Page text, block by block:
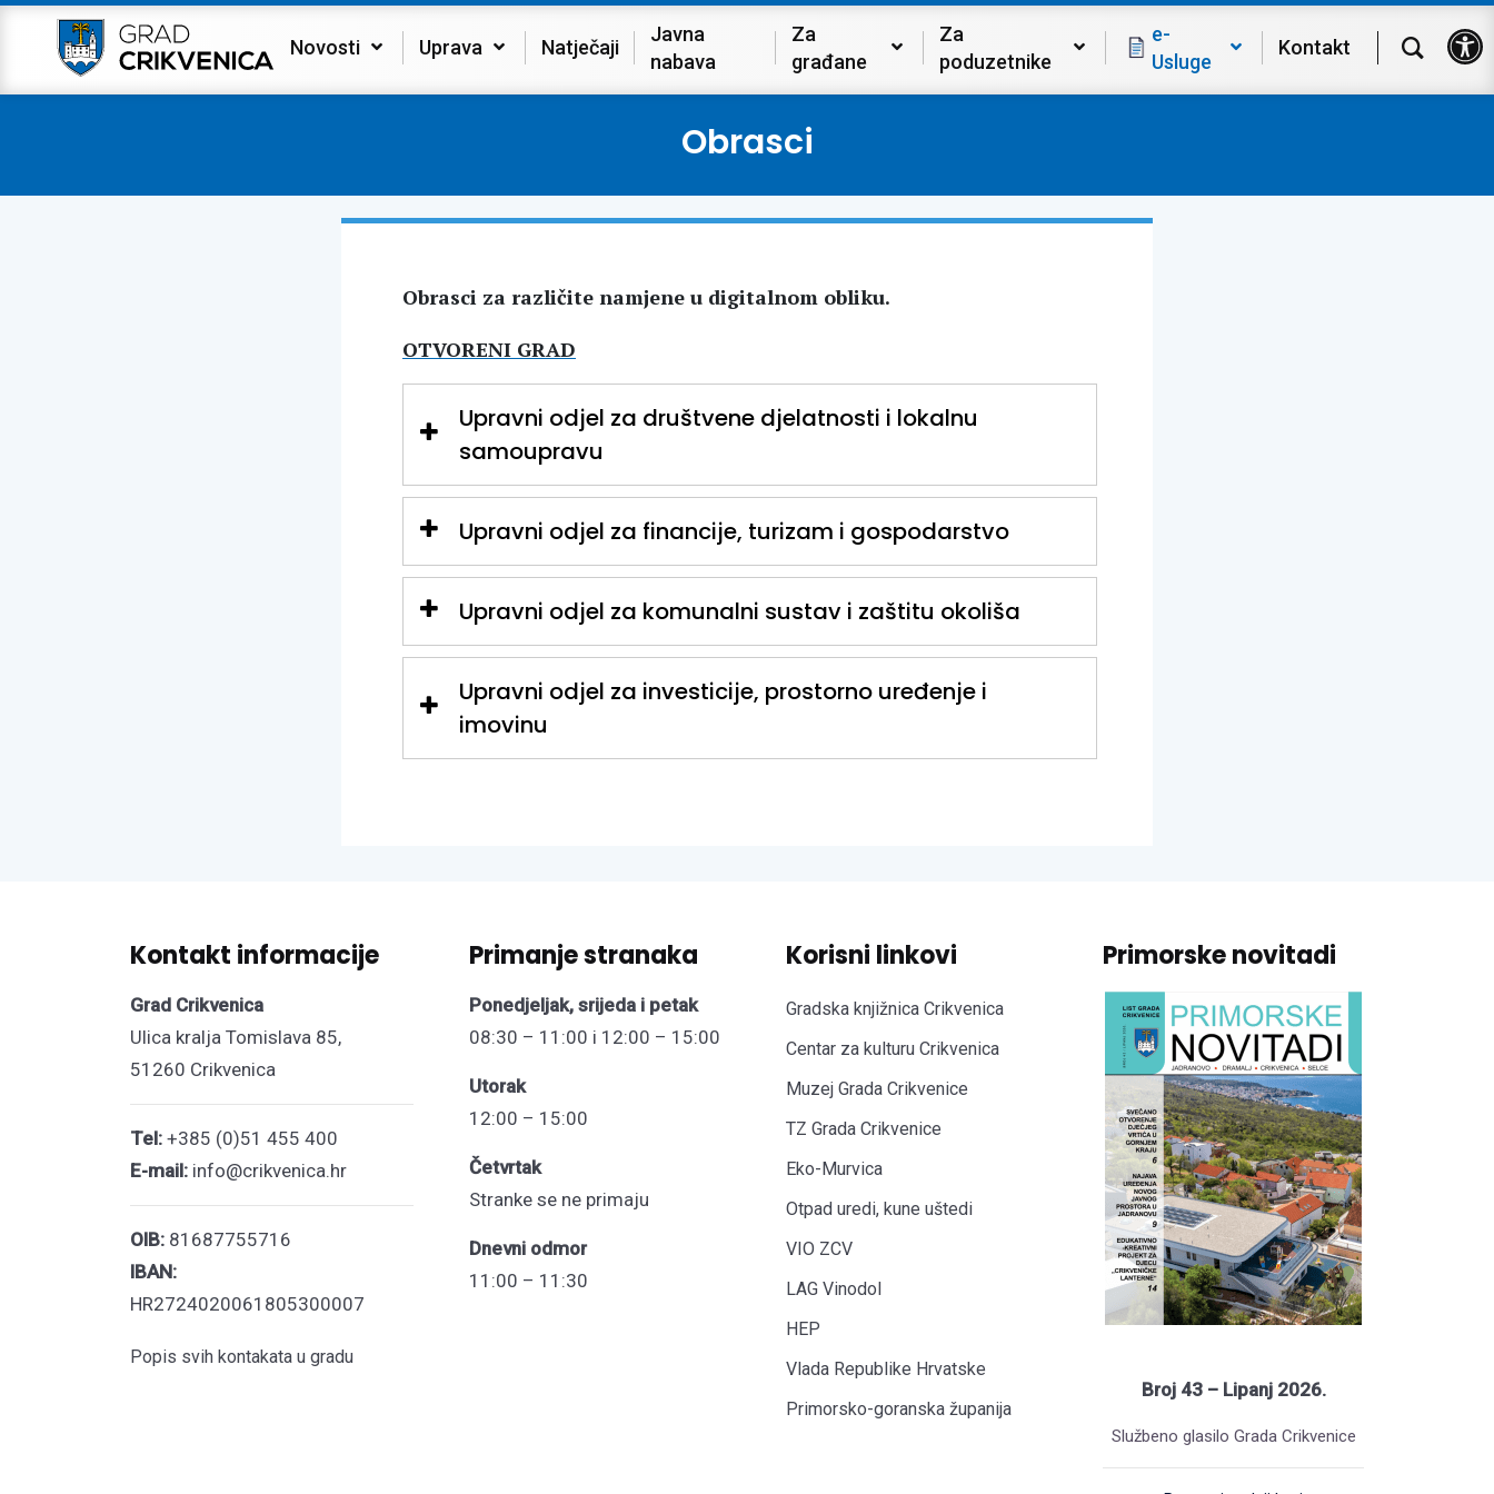
Novosti Uprava Natječaji
Javna
nabava
Za
građane
Za
poduzetnike
e-
Usluge
Kontakt
Obrasci
Obrasci za različite namjene u digitalnom obliku.
OTVORENI GRAD
Upravni odjel za društvene djelatnosti i lokalnu
samoupravu
Upravni odjel za financije, turizam i gospodarstvo
Upravni odjel za komunalni sustav i zaštitu okoliša
Upravni odjel za investicije, prostorno uređenje i
imovinu
Kontakt informacije
Grad Crikvenica
Ulica kralja Tomislava 85,
51260 Crikvenica
Tel: +385 (0)51 455 400
E-mail: info@crikvenica.hr
OIB: 81687755716
IBAN:
HR2724020061805300007
Popis svih kontakata u gradu
Primanje stranaka
Ponedjeljak, srijeda i petak
08:30 – 11:00 i 12:00 – 15:00
Utorak
12:00 – 15:00
Četvrtak
Stranke se ne primaju
Dnevni odmor
11:00 – 11:30
Korisni linkovi
Gradska knjižnica Crikvenica
Centar za kulturu Crikvenica
Muzej Grada Crikvenice
TZ Grada Crikvenice
Eko-Murvica
Otpad uredi, kune uštedi
VIO ZCV
LAG Vinodol
HEP
Vlada Republike Hrvatske
Primorsko-goranska županija
Primorske novitadi
Broj 43 – Lipanj 2026.
Službeno glasilo Grada Crikvenice